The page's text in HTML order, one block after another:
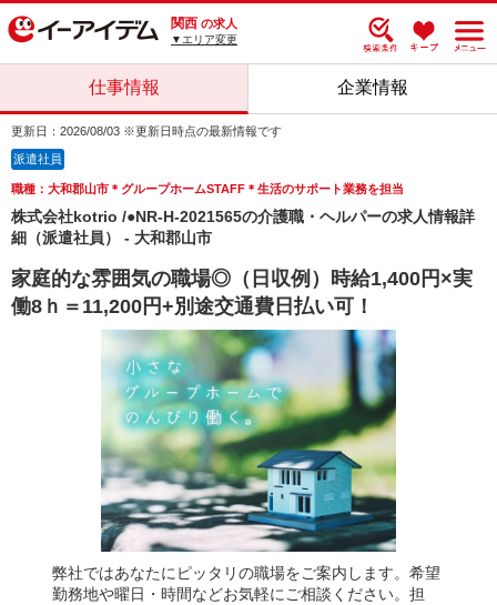
関西 の求人
▼エリア変更
仕事情報 企業情報
更新日：2026/08/03 ※更新日時点の最新情報です
派遣社員
職種：大和郡山市＊グループホームSTAFF＊生活のサポート業務を担当
株式会社kotrio /●NR-H-2021565の介護職・ヘルパーの求人情報詳
細（派遣社員） - 大和郡山市
家庭的な雰囲気の職場◎（日収例）時給1,400円×実
働8ｈ＝11,200円+別途交通費日払い可！
弊社ではあなたにピッタリの職場をご案内します。希望
勤務地や曜日・時間などお気軽にご相談ください。担